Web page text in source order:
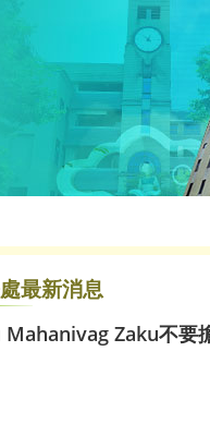
最新消息
Zaku不要